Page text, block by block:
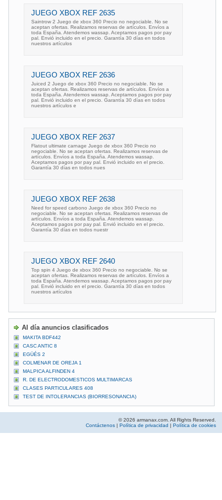
JUEGO XBOX REF 2635
Saintrow 2 Juego de xbox 360 Precio no negociable. No se
aceptan ofertas. Realizamos reservas de artículos. Envíos a
toda España. Atendemos wassap. Aceptamos pagos por pay
pal. Envió incluido en el precio. Garantía 30 días en todos
nuestros artículos
JUEGO XBOX REF 2636
Juiced 2 Juego de xbox 360 Precio no negociable. No se
aceptan ofertas. Realizamos reservas de artículos. Envíos a
toda España. Atendemos wassap. Aceptamos pagos por pay
pal. Envió incluido en el precio. Garantía 30 días en todos
nuestros artículos e
JUEGO XBOX REF 2637
Flatout ultimate carnage Juego de xbox 360 Precio no
negociable. No se aceptan ofertas. Realizamos reservas de
artículos. Envíos a toda España. Atendemos wassap.
Aceptamos pagos por pay pal. Envió incluido en el precio.
Garantía 30 días en todos nues
JUEGO XBOX REF 2638
Need for speed carbono Juego de xbox 360 Precio no
negociable. No se aceptan ofertas. Realizamos reservas de
artículos. Envíos a toda España. Atendemos wassap.
Aceptamos pagos por pay pal. Envió incluido en el precio.
Garantía 30 días en todos nuestr
JUEGO XBOX REF 2640
Top spin 4 Juego de xbox 360 Precio no negociable. No se
aceptan ofertas. Realizamos reservas de artículos. Envíos a
toda España. Atendemos wassap. Aceptamos pagos por pay
pal. Envió incluido en el precio. Garantía 30 días en todos
nuestros artículos
Al día anuncios clasificados
MAKITA BDF442
CASC ANTIC 8
EGÜÉS 2
COLMENAR DE OREJA 1
MALPICA ALFINDEN 4
R. DE ELECTRODOMESTICOS MULTIMARCAS
CLASES PARTICULARES 408
TEST DE INTOLERANCIAS (BIORRESONANCIA)
© 2026 armanax.com. All Rights Reserved.
Contáctenos | Política de privacidad | Política de cookies